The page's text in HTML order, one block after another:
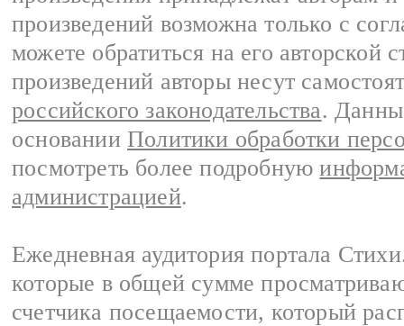
произведений возможна только с
можете обратиться на его авторской
произведений авторы несут
российского законодательства.
основании Политики обработки
посмотреть более подробную
администрацией.
Ежедневная аудитория портала
которые в общей сумме
счетчика посещаемости, который